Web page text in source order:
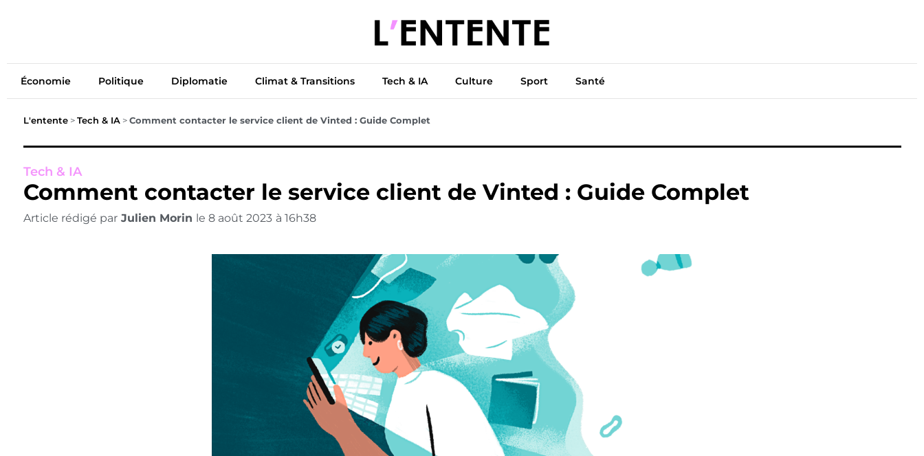
Diplomatie Climat & Transitions Tech & IA
Économie Politique Diplomatie Climat & Transitions Tech & IA Culture Sport Santé
L'entente> Tech & IA> Comment contacter le service client de Vinted : Guide Complet
Tech & IA
Comment contacter le service client de Vinted : Guide Complet
Article rédigé par Julien Morin le 8 août 2023 à 16h38